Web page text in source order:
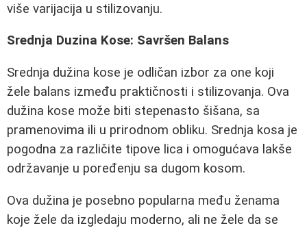
više varijacija u stilizovanju.
Srednja Duzina Kose: Savršen Balans
Srednja dužina kose je odličan izbor za one koji
žele balans između praktičnosti i stilizovanja. Ova
dužina kose može biti stepenasto šišana, sa
pramenovima ili u prirodnom obliku. Srednja kosa je
pogodna za različite tipove lica i omogućava lakše
održavanje u poređenju sa dugom kosom.
Ova dužina je posebno popularna među ženama
koje žele da izgledaju moderno, ali ne žele da se